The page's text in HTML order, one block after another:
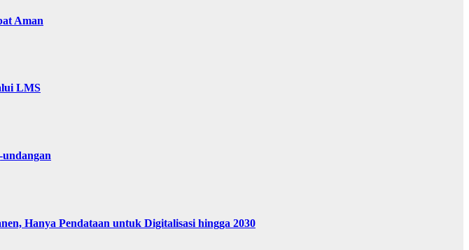
Aman
LMS
Hanya Pendataan untuk Digitalisasi hingga 2030